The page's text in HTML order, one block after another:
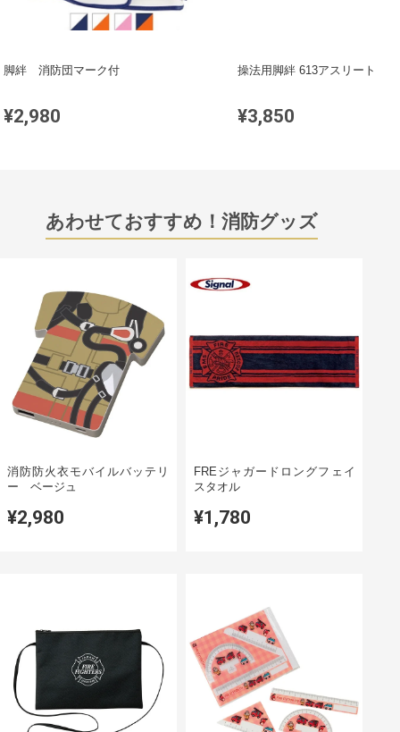
脚絆 消防団マーク付
¥2,980
操法用脚絆 613アスリート
¥3,850
あわせておすすめ！消防グッズ
消防防火衣モバイルバッテリ
ー ベージュ
¥2,980
FREジャガードロングフェイ
スタオル
¥1,780